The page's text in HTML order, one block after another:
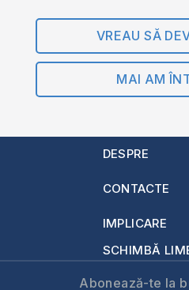
VREAU SĂ
MAI AM
DESPRE
CONTACTE
IMPLICARE
SCHIMBĂ
Abonează-te la